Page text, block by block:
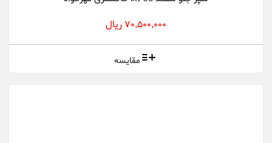
70,500,000 ریال
مقایسه